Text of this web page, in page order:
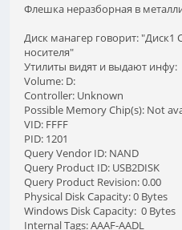
Флешка неразборная в
Диск манагер говорит: "Диск1
носителя"
Утилиты видят и выдают инфу:
Volume: D:
Controller: Unknown
Possible Memory Chip(s): Not
VID: FFFF
PID: 1201
Query Vendor ID: NAND
Query Product ID: USB2DISK
Query Product Revision: 0.00
Physical Disk Capacity: 0 Bytes
Windows Disk Capacity: 0 Bytes
Internal Tags: AAAF-AADL